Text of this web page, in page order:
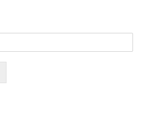
СОЗДАВАТЬ
ПРОДУКТЫ